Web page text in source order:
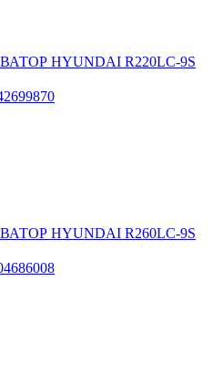
HYUNDAI R220LC-9S
HYUNDAI R260LC-9S